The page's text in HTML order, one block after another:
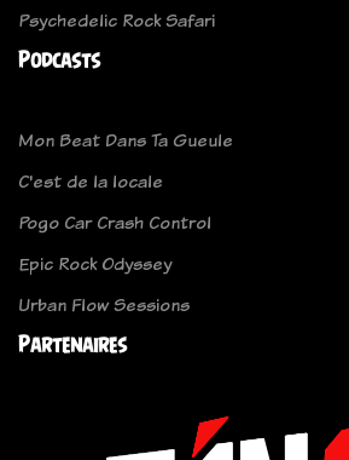
Psychedelic Rock Safari
Podcasts
Mon Beat Dans Ta Gueule
C'est de la locale
Pogo Car Crash Control
Epic Rock Odyssey
Urban Flow Sessions
Partenaires